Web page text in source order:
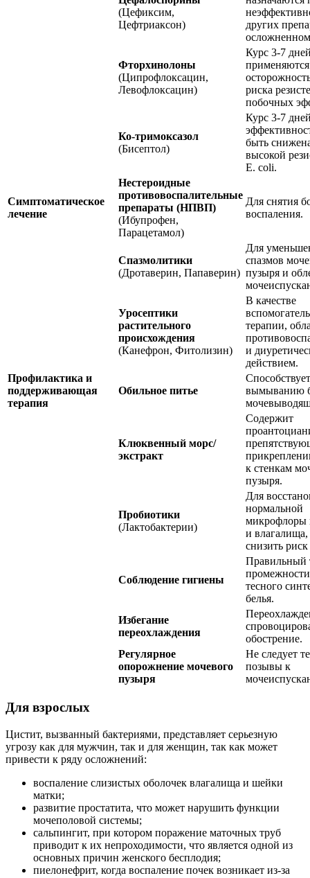
(Цефиксим,
Цефтриаксон)
других
Фторхинолоны
(Ципрофлоксацин,
Левофлоксацин)
Курс 3-7
риска
побочных
Ко-тримоксазол
(Бисептол)
Курс 3-7
быть
высокой
E. coli.
Симптоматическое
лечение
Нестероидные
противовоспалительные
препараты (НПВП)
(Ибупрофен,
Парацетамол)
Для снятия
воспаления.
Спазмолитики
(Дротаверин, Папаверин)
Для
спазмов
пузыря и
Уросептики
растительного
происхождения
(Канефрон, Фитолизин)
В качестве
терапии,
и
действием.
Профилактика и
поддерживающая
терапия
Обильное питье
Способствует
вымыванию
Клюквенный морс/
экстракт
Содержит
к стенкам
пузыря.
Пробиотики
(Лактобактерии)
Для
нормальной
микрофлоры
и
снизить
Соблюдение гигиены
Правильный
тесного
белья.
Избегание
переохлаждения
обострение.
Регулярное
опорожнение мочевого
пузыря
Не следует
позывы к
Для взрослых
Цистит, вызванный бактериями, представляет серьезную
угрозу как для мужчин, так и для женщин, так как может
привести к ряду осложнений:
воспаление слизистых оболочек влагалища и шейки
матки;
развитие простатита, что может нарушить функции
мочеполовой системы;
сальпингит, при котором поражение маточных труб
приводит к их непроходимости, что является одной из
основных причин женского бесплодия;
пиелонефрит, когда воспаление почек возникает из-за